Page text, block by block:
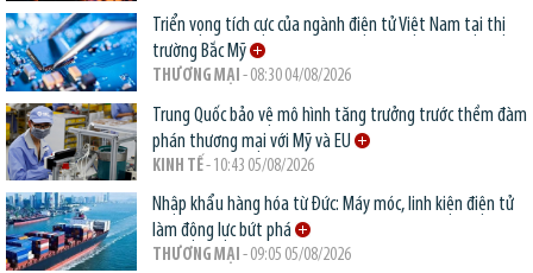
Triển vọng tích cực của ngành điện tử Việt Nam tại thị
trường Bắc Mỹ
THƯƠNG MẠI - 08:30 04/08/2026
Trung Quốc bảo vệ mô hình tăng trưởng trước thềm đàm
phán thương mại với Mỹ và EU
KINH TẾ- 10:43 05/08/2026
Nhập khẩu hàng hóa từ Đức: Máy móc, linh kiện điện tử
làm động lực bứt phá
THƯƠNG MẠI - 09:05 05/08/2026